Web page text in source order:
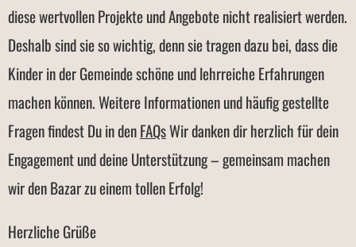
diese wertvollen Projekte und Angebote nicht realisiert werden.
Deshalb sind sie so wichtig, denn sie tragen dazu bei, dass die
Kinder in der Gemeinde schöne und lehrreiche Erfahrungen
machen können. Weitere Informationen und häufig gestellte
Fragen findest Du in denFAQsWir danken dir herzlich für dein
Engagement und deine Unterstützung – gemeinsam machen
wir den Bazar zu einem tollen Erfolg!
Herzliche Grüße